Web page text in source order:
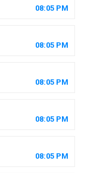
08:05PM
08:05PM
08:05PM
08:05PM
08:05PM